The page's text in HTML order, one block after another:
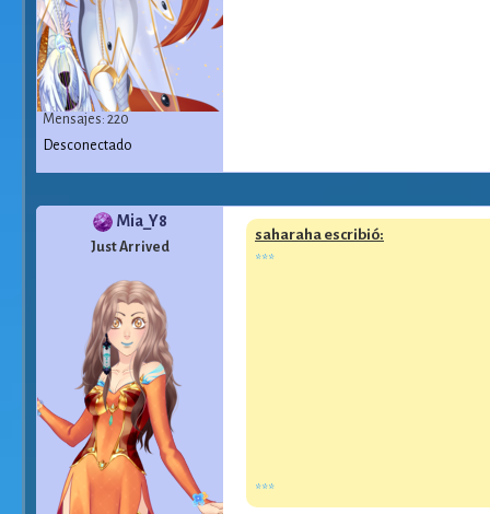
Mensajes: 220
Desconectado
Mia_Y8
Just Arrived
saharaha escribió:
***
***